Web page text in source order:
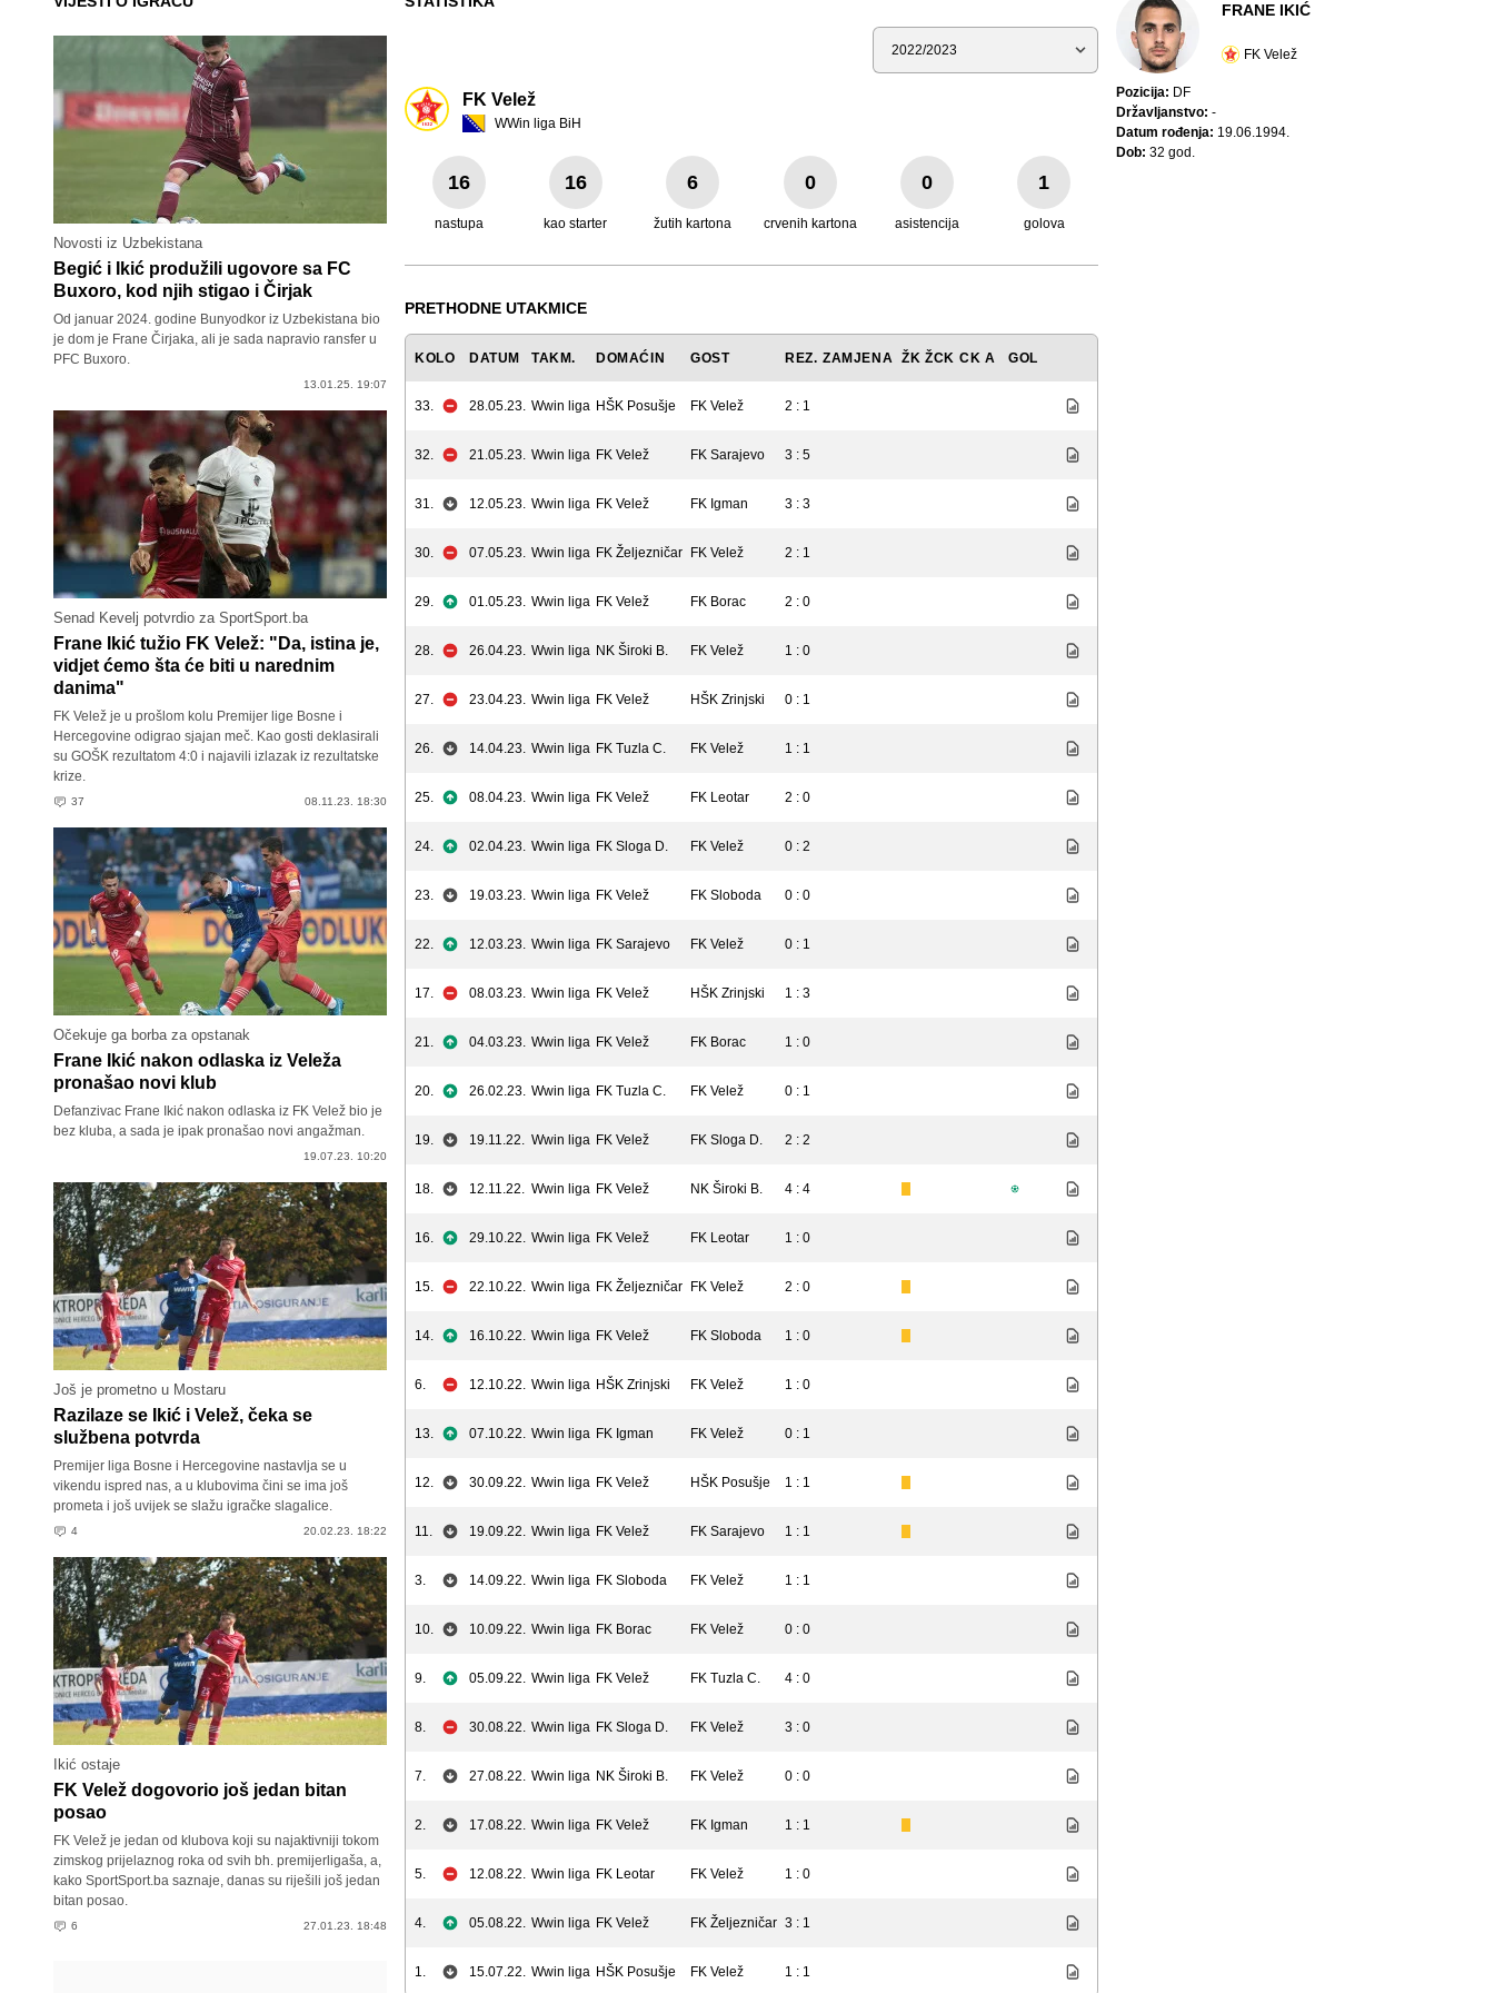
Novosti iz Uzbekistana
Begić i Ikić produžili ugovore sa FC
Buxoro, kod njih stigao i Čirjak
Od januar 2024. godine Bunyodkor iz Uzbekistana bio
je dom je Frane Čirjaka, ali je sada napravio ransfer u
PFC Buxoro.
13.01.25. 19:07
Senad Kevelj potvrdio za SportSport.ba
Frane Ikić tužio FK Velež: "Da, istina je,
vidjet ćemo šta će biti u narednim
danima"
FK Velež je u prošlom kolu Premijer lige Bosne i
Hercegovine odigrao sjajan meč. Kao gosti deklasirali
su GOŠK rezultatom 4:0 i najavili izlazak iz rezultatske
krize.
37 08.11.23. 18:30
Očekuje ga borba za opstanak
Frane Ikić nakon odlaska iz Veleža
pronašao novi klub
Defanzivac Frane Ikić nakon odlaska iz FK Velež bio je
bez kluba, a sada je ipak pronašao novi angažman.
19.07.23. 10:20
Još je prometno u Mostaru
Razilaze se Ikić i Velež, čeka se
službena potvrda
Premijer liga Bosne i Hercegovine nastavlja se u
vikendu ispred nas, a u klubovima čini se ima još
prometa i još uvijek se slažu igračke slagalice.
4 20.02.23. 18:22
Ikić ostaje
FK Velež dogovorio još jedan bitan
posao
FK Velež je jedan od klubova koji su najaktivniji tokom
zimskog prijelaznog roka od svih bh. premijerligaša, a,
kako SportSport.ba saznaje, danas su riješili još jedan
bitan posao.
6 27.01.23. 18:48
Sezona
FK Velež
WWin liga BiH
16
nastupa
16
kao starter
6
žutih kartona
0
crvenih kartona
0
asistencija
1
golova
PRETHODNE UTAKMICE
KOLO DATUM TAKM. DOMAĆIN GOST REZ. ZAMJENA ŽK ŽCK CK A GOL
33. 28.05.23. Wwin liga HŠK Posušje FK Velež 2 : 1
32. 21.05.23. Wwin liga FK Velež FK Sarajevo 3 : 5
31. 12.05.23. Wwin liga FK Velež FK Igman 3 : 3
30. 07.05.23. Wwin liga FK Željezničar FK Velež 2 : 1
29. 01.05.23. Wwin liga FK Velež FK Borac 2 : 0
28. 26.04.23. Wwin liga NK Široki B. FK Velež 1 : 0
27. 23.04.23. Wwin liga FK Velež HŠK Zrinjski 0 : 1
26. 14.04.23. Wwin liga FK Tuzla C. FK Velež 1 : 1
25. 08.04.23. Wwin liga FK Velež FK Leotar 2 : 0
24. 02.04.23. Wwin liga FK Sloga D. FK Velež 0 : 2
23. 19.03.23. Wwin liga FK Velež FK Sloboda 0 : 0
22. 12.03.23. Wwin liga FK Sarajevo FK Velež 0 : 1
17. 08.03.23. Wwin liga FK Velež HŠK Zrinjski 1 : 3
21. 04.03.23. Wwin liga FK Velež FK Borac 1 : 0
20. 26.02.23. Wwin liga FK Tuzla C. FK Velež 0 : 1
19. 19.11.22. Wwin liga FK Velež FK Sloga D. 2 : 2
18. 12.11.22. Wwin liga FK Velež NK Široki B. 4 : 4
16. 29.10.22. Wwin liga FK Velež FK Leotar 1 : 0
15. 22.10.22. Wwin liga FK Željezničar FK Velež 2 : 0
14. 16.10.22. Wwin liga FK Velež FK Sloboda 1 : 0
6. 12.10.22. Wwin liga HŠK Zrinjski FK Velež 1 : 0
13. 07.10.22. Wwin liga FK Igman FK Velež 0 : 1
12. 30.09.22. Wwin liga FK Velež HŠK Posušje 1 : 1
11. 19.09.22. Wwin liga FK Velež FK Sarajevo 1 : 1
3. 14.09.22. Wwin liga FK Sloboda FK Velež 1 : 1
10. 10.09.22. Wwin liga FK Borac FK Velež 0 : 0
9. 05.09.22. Wwin liga FK Velež FK Tuzla C. 4 : 0
8. 30.08.22. Wwin liga FK Sloga D. FK Velež 3 : 0
7. 27.08.22. Wwin liga NK Široki B. FK Velež 0 : 0
2. 17.08.22. Wwin liga FK Velež FK Igman 1 : 1
5. 12.08.22. Wwin liga FK Leotar FK Velež 1 : 0
4. 05.08.22. Wwin liga FK Velež FK Željezničar 3 : 1
1. 15.07.22. Wwin liga HŠK Posušje FK Velež 1 : 1
FRANE IKIĆ
FK Velež
Pozicija: DF
Državljanstvo: -
Datum rođenja: 19.06.1994.
Dob: 32 god.